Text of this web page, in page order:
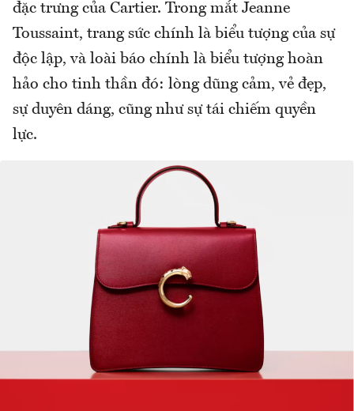
đặc trưng của Cartier. Trong mắt Jeanne
Toussaint, trang sức chính là biểu tượng của sự
độc lập, và loài báo chính là biểu tượng hoàn
hảo cho tinh thần đó: lòng dũng cảm, vẻ đẹp,
sự duyên dáng, cũng như sự tái chiếm quyền
lực.